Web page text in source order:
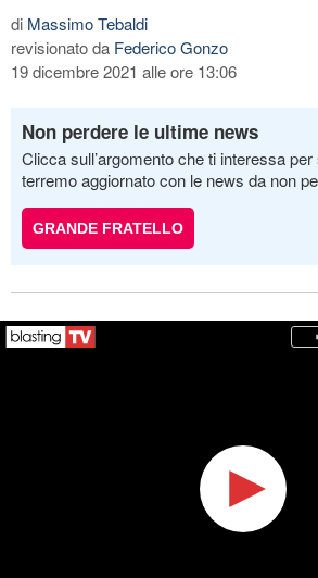
di Massimo Tebaldi
revisionato da Federico Gonzo
19 dicembre 2021 alle ore 13:06
Non perdere le ultime news
Clicca sull’argomento che ti interessa
terremo aggiornato con le news da non
GRANDE FRATELLO